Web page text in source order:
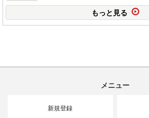
もっと見る
メニュー
新規登録